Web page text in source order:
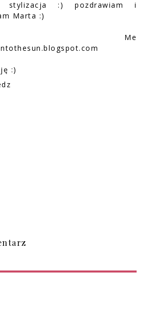
stylizacja :) pozdrawiam i
Marta :)
Me
:)